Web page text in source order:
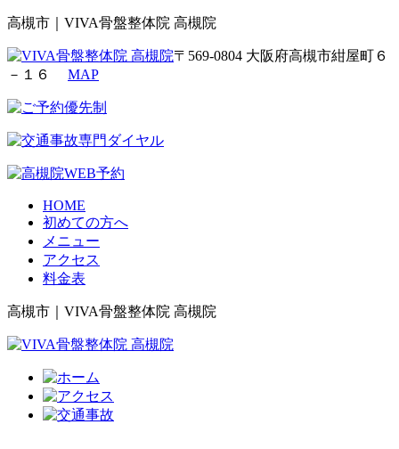
高槻市｜VIVA骨盤整体院 高槻院
〒569-0804 大阪府高槻市紺屋町６
－１６ MAP
HOME
初めての方へ
メニュー
アクセス
料金表
高槻市｜VIVA骨盤整体院 高槻院